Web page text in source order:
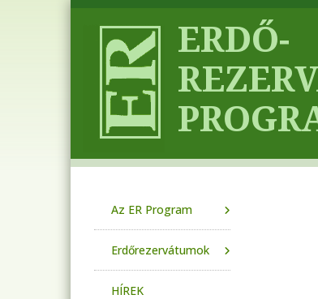
Az ER Program
Erdőrezervátumok
HÍREK